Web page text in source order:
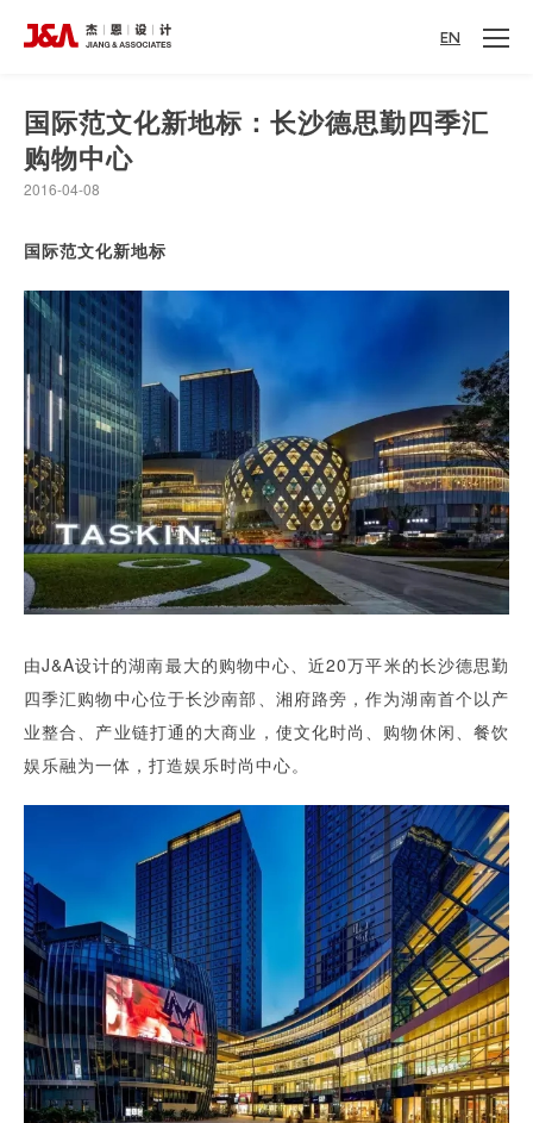
EN
国际范文化新地标：长沙德思勤四季汇
购物中心
2016-04-08
国际范文化新地标
由J&A设计的湖南最大的购物中心、近20万平米的长沙德思勤
四季汇购物中心位于长沙南部、湘府路旁，作为湖南首个以产
业整合、产业链打通的大商业，使文化时尚、购物休闲、餐饮
娱乐融为一体，打造娱乐时尚中心。